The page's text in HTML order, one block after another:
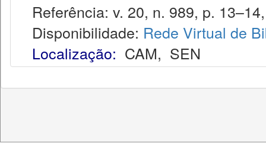
Referência: v. 20, n. 989, p.
Disponibilidade: Rede Virtual de
Localização: CAM, SEN